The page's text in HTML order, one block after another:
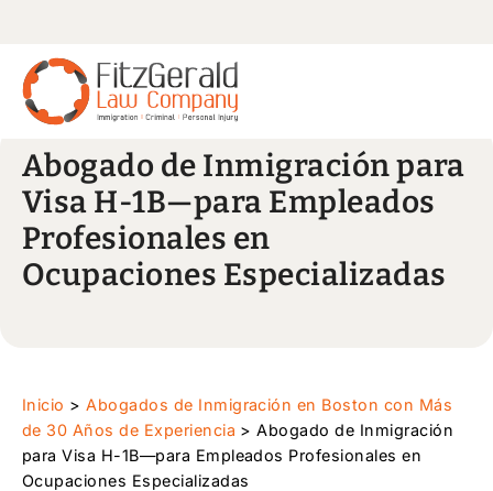
Abogado de Inmigración para
Visa H-1B—para Empleados
Profesionales en
Ocupaciones Especializadas
Inicio >Abogados de Inmigración en Boston con Más
de 30 Años de Experiencia >Abogado de Inmigración
para Visa H-1B—para Empleados Profesionales en
Ocupaciones Especializadas